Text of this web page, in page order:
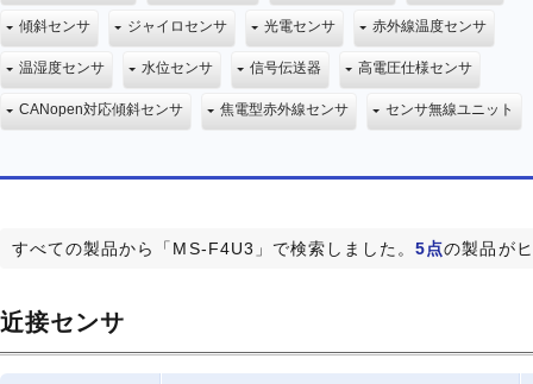
傾斜センサ ジャイロセンサ 光電センサ 赤外線温度センサ
温湿度センサ 水位センサ 信号伝送器 高電圧仕様センサ
CANopen対応傾斜センサ 焦電型赤外線センサ センサ無線ユニット
すべての製品から「 MS-F4U3 」で検索しました。5点の製品が
近接センサ